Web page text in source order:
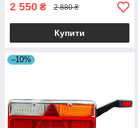
2 550 ₴ 2 880 ₴
Купити
–10%